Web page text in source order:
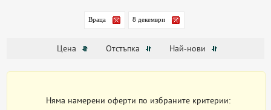
Враца 8 декември
Цена Отстъпка Най-нови
Няма намерени оферти по избраните критерии: